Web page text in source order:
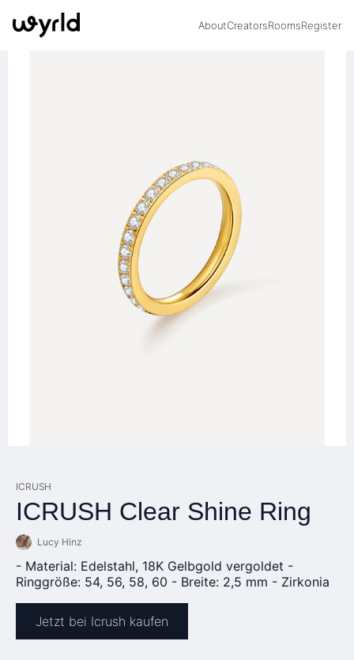
AboutCreatorsRoomsRegister
ICRUSH
ICRUSH Clear Shine Ring
Lucy Hinz
- Material: Edelstahl, 18K Gelbgold vergoldet -
Ringgröße: 54, 56, 58, 60 - Breite: 2,5 mm - Zirkonia
Jetzt bei Icrush kaufen